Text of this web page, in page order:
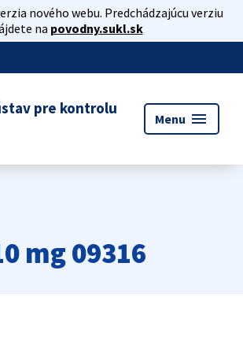
nového webu. Predchádzajúcu verziu
na povodny.sukl.sk
pre kontrolu
Menu menu
mg 09316